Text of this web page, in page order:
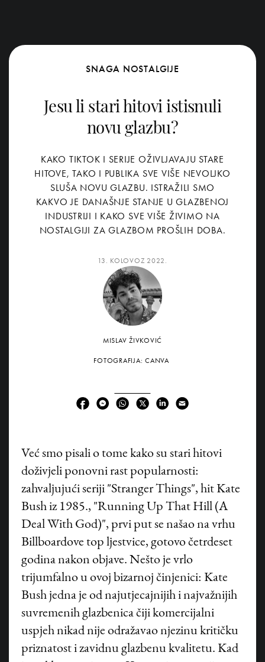
SNAGA NOSTALGIJE
Jesu li stari hitovi istisnuli
novu glazbu?
KAKO TIKTOK I SERIJE OŽIVLJAVAJU STARE
HITOVE, TAKO I PUBLIKA SVE VIŠE NEVOLJKO
SLUŠA NOVU GLAZBU. ISTRAŽILI SMO
KAKVO JE DANAŠNJE STANJE U GLAZBENOJ
INDUSTRIJI I KAKO SVE VIŠE ŽIVIMO NA
NOSTALGIJI ZA GLAZBOM PROŠLIH DOBA.
13. KOLOVOZ 2022.
MISLAV ŽIVKOVIĆ
FOTOGRAFIJA: CANVA
Već smo pisali o tome kako su stari hitovi
doživjeli ponovni rast popularnosti:
zahvaljujući seriji "Stranger Things", hit Kate
Bush iz 1985., "Running Up That Hill (A
Deal With God)", prvi put se našao na vrhu
Billboardove top ljestvice, gotovo četrdeset
godina nakon objave. Nešto je vrlo
trijumfalno u ovoj bizarnoj činjenici: Kate
Bush jedna je od najutjecajnijih i najvažnijih
suvremenih glazbenica čiji komercijalni
uspjeh nikad nije odražavao njezinu kritičku
priznatost i zavidnu glazbenu kvalitetu. Kad